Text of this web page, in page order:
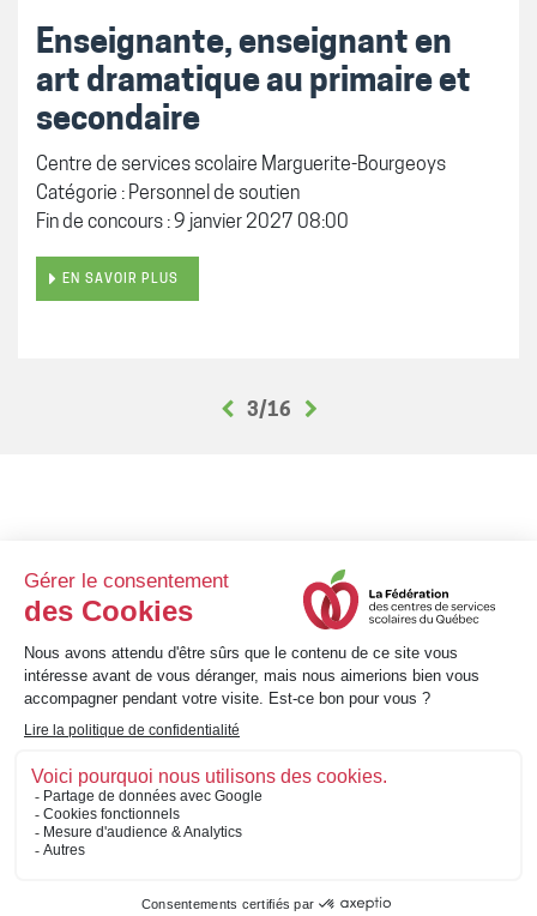
Enseignante, enseignant en
art dramatique au primaire et
secondaire
Centre de services scolaire Marguerite-Bourgeoys
Catégorie : Personnel de soutien
Fin de concours : 9 janvier 2027 08:00
EN SAVOIR PLUS
3/16
Lundi au vendredi
1001, avenue Bégon • Québec (Québec) • G1X 3M4
Téléphone : 418 651-3220 • Sans frais : 1 800 463-3311
info@fcssq.quebec
POLITIQUE SUR LA PROTECTION DES RENSEIGNEMENTS PERSONNELS